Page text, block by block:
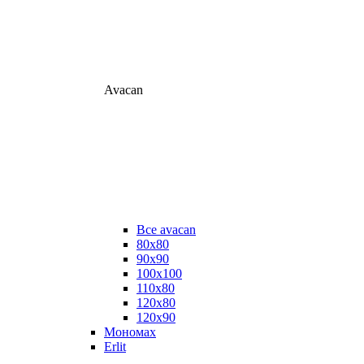
Avacan
Все avacan
80х80
90х90
100х100
110х80
120х80
120х90
Мономах
Erlit